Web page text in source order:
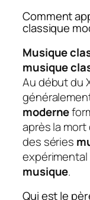
Comment
classique
Musique
musique
Au début du
moderne
après la mort
des séries
expérimental
musique.
Qui est le